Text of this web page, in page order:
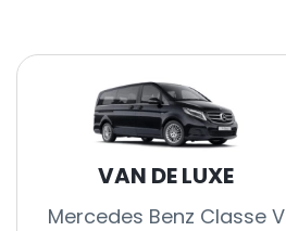
VAN DE LUXE
Mercedes Benz Classe V